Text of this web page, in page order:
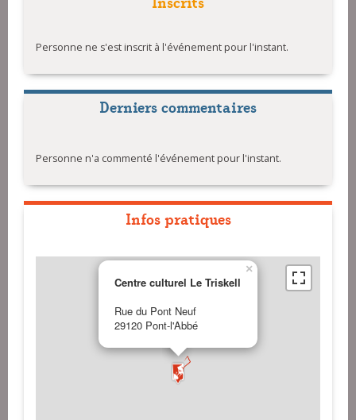
Personne ne s'est inscrit à l'événement pour l'instant.
Derniers commentaires
Personne n'a commenté l'événement pour l'instant.
Infos pratiques
Centre culturel Le Triskell
Rue du Pont Neuf
29120 Pont-l'Abbé
×